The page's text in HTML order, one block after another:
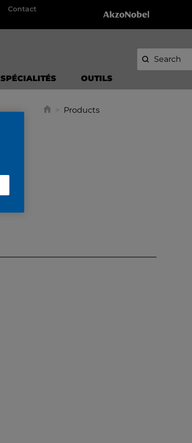
Contact
SPÉCIALITÉS OUTILS
> Products